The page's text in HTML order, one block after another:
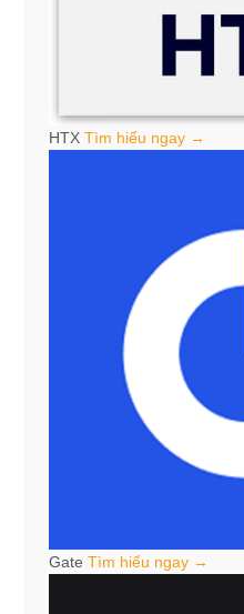
HTX Tìm hiểu ngay →
Gate Tìm hiểu ngay →